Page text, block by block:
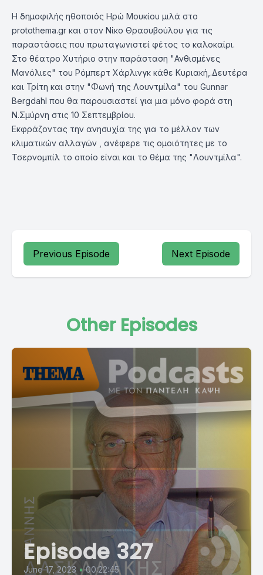
Η δημοφιλής ηθοποιός Ηρώ Μουκίου μιλά στο
protothema.gr και στον Νίκο Θρασυβούλου για τις
παραστάσεις που πρωταγωνιστεί φέτος το καλοκαίρι.
Στο θέατρο Χυτήριο στην παράσταση "Ανθισμένες
Μανόλιες" του Ρόμπερτ Χάρλινγκ κάθε Κυριακή,.Δευτέρα
και Τρίτη και στην "Φωνή της Λουντμίλα" του Gunnar
Bergdahl που θα παρουσιαστεί για μια μόνο φορά στη
Ν.Σμύρνη στις 10 Σεπτεμβρίου.
Εκφράζοντας την ανησυχία της για το μέλλον των
κλιματικών αλλαγών , ανέφερε τις ομοιότητες με το
Τσερνομπίλ το οποίο είναι και το θέμα της "Λουντμίλα".
Previous Episode Next Episode
Other Episodes
Episode 327
June 17, 2023 • 00:22:45